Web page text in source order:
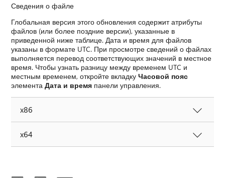
Сведения о файле
Глобальная версия этого обновления содержит атрибуты
файлов (или более поздние версии), указанные в
приведенной ниже таблице. Дата и время для файлов
указаны в формате UTC. При просмотре сведений о файлах
выполняется перевод соответствующих значений в местное
время. Чтобы узнать разницу между временем UTC и
местным временем, откройте вкладкуЧасовой пояс
элементаДата и время панели управления.
x86
x64